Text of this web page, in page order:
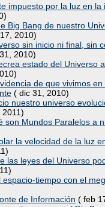
impuesto por la luz en la
Big Bang de nuestro
2010)
sin inicio ni final, sin
2010)
estado del Universo
de que vivimos
( dic 31, 2010)
nuestro universo
son Mundos Paralelos a
la velocidad de la luz
las leyes del Universo
tiempo con el
de Información ( feb